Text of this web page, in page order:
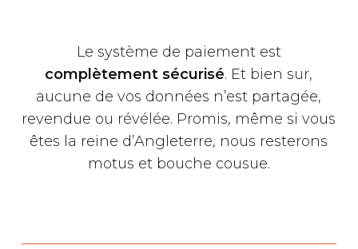
Le système de paiement est
complètement sécurisé. Et bien sur,
aucune de vos données n’est partagée,
revendue ou révélée. Promis, même si vous
êtes la reine d’Angleterre, nous resterons
motus et bouche cousue.